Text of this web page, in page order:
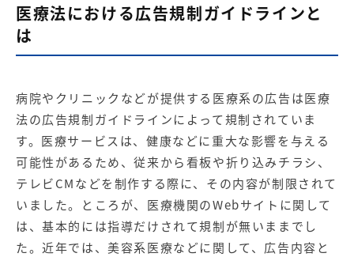
医療法における広告規制ガイドラインと
は
病院やクリニックなどが提供する医療系の広告は医療
法の広告規制ガイドラインによって規制されていま
す。医療サービスは、健康などに重大な影響を与える
可能性があるため、従来から看板や折り込みチラシ、
テレビCMなどを制作する際に、その内容が制限されて
いました。ところが、医療機関のWebサイトに関して
は、基本的には指導だけされて規制が無いままでし
た。近年では、美容系医療などに関して、広告内容と